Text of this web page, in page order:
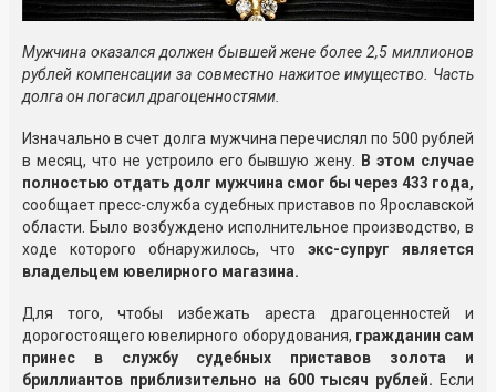
Мужчина оказался должен бывшей жене более 2,5 миллионов
рублей компенсации за совместно нажитое имущество. Часть
долга он погасил драгоценностями.
Изначально в счет долга мужчина перечислял по 500 рублей
в месяц, что не устроило его бывшую жену. В этом случае
полностью отдать долг мужчина смог бы через 433 года,
сообщает пресс-служба судебных приставов по Ярославской
области. Было возбуждено исполнительное производство, в
ходе которого обнаружилось, чтоэкс-супруг является
владельцем ювелирного магазина.
Для того, чтобы избежать ареста драгоценностей и
дорогостоящего ювелирного оборудования, гражданин сам
принес в службу судебных приставов золота и
бриллиантов приблизительно на 600 тысяч рублей. Если